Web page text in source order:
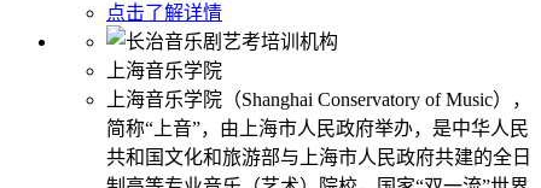
点击了解详情
上海音乐学院
上海音乐学院（Shanghai Conservatory of Music），
简称“上音”，由上海市人民政府举办，是中华人民
共和国文化和旅游部与上海市人民政府共建的全日